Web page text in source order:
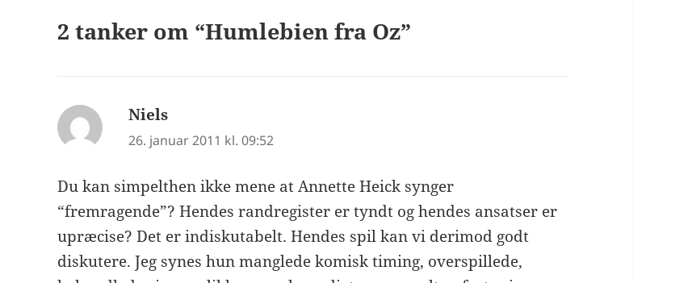
2 tanker om “Humlebien fra Oz”
Niels
26. januar 2011 kl. 09:52
Du kan simpelthen ikke mene at Annette Heick synger
“fremragende”? Hendes randregister er tyndt og hendes ansatser er
upræcise? Det er indiskutabelt. Hendes spil kan vi derimod godt
diskutere. Jeg synes hun manglede komisk timing, overspillede,